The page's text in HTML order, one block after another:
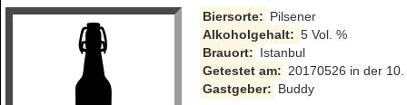
Biersorte: Pilsener
Alkoholgehalt: 5 Vol. %
Brauort: Istanbul
Getestet am: 20170526 in der 10.
Gastgeber: Buddy